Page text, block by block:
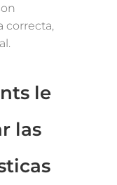
correcta,
le
las